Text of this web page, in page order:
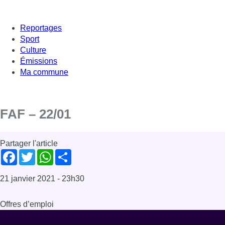
Reportages
Sport
Culture
Émissions
Ma commune
FAF – 22/01
Partager l'article
Facebook
TwitterWhatsApp
21 janvier 2021 - 23h30
Offres d’emploi